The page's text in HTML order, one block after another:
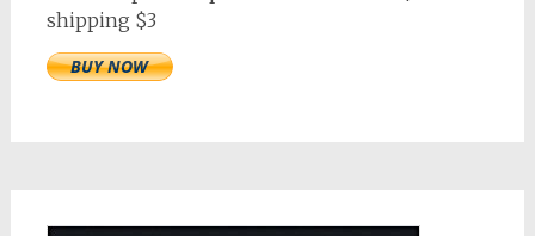
shipping $3